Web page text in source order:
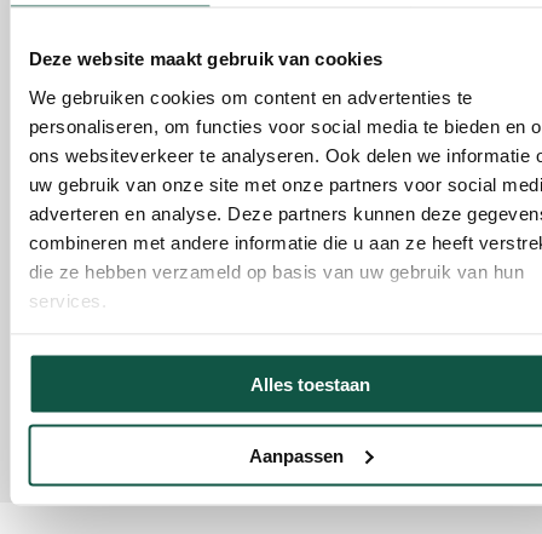
Deze website maakt gebruik van cookies
We gebruiken cookies om content en advertenties te
personaliseren, om functies voor social media te bieden en
ons websiteverkeer te analyseren. Ook delen we informatie
uw gebruik van onze site met onze partners voor social
adverteren en analyse. Deze partners kunnen deze
combineren met andere informatie die u aan ze heeft
die ze hebben verzameld op basis van uw gebruik van hun
services.
Alles toestaan
Aanpassen
Support pliable pour les
seaux à tétine XL-5 / XL-10
avec support Solide
Code de l'art. 250516
De174,25
Qté recommandée par
Support pliable pour
seaux à tétine XL-5 /
Code de l'art. 250515
De164,05